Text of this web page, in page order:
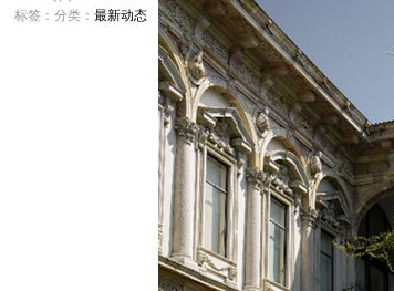
分类： 最新动态
标签：